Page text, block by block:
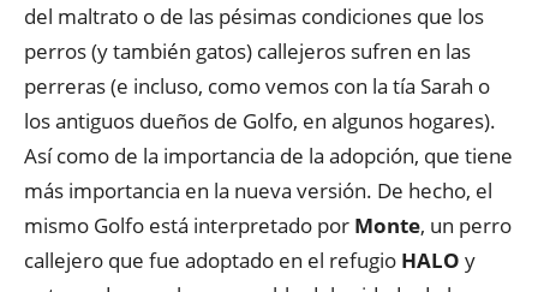
del maltrato o de las pésimas condiciones que los
perros (y también gatos) callejeros sufren en las
perreras (e incluso, como vemos con la tía Sarah o
los antiguos dueños de Golfo, en algunos hogares).
Así como de la importancia de la adopción, que tiene
más importancia en la nueva versión. De hecho, el
mismo Golfo está interpretado por Monte, un perro
callejero que fue adoptado en el refugio HALO y